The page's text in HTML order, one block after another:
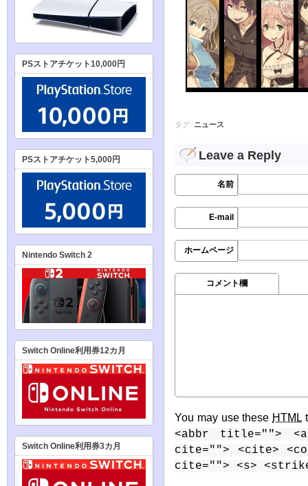
タグ: ニュース
Leave a Reply
名前
E-mail
ホームページ
コメント欄
You may use these HTML
<abbr title="">
cite=""> <cite>
cite=""> <s>
PSストアチケット10,000円
PSストアチケット5,000円
Nintendo Switch 2
Switch Online利用券12カ月
Switch Online利用券3カ月